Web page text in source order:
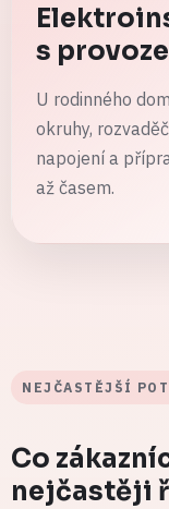
s
U rodinného
okruhy,
napojení a
až časem.
NEJČASTĚJŠÍ
Co
nejčastěji